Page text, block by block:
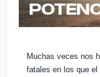
Muchas veces nos
fatales en los que